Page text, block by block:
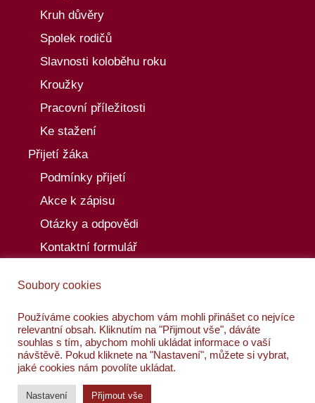
Kruh důvěry
Spolek rodičů
Slavnosti koloběhu roku
Kroužky
Pracovní příležitosti
Ke stažení
Přijetí žáka
Podmínky přijetí
Akce k zápisu
Otázky a odpovědi
Kontaktní formulář
Akce
Kalendář akcí
Kontakty
Soubory cookies
Používáme cookies abychom vám mohli přinášet co nejvíce
relevantní obsah. Kliknutím na "Přijmout vše", dáváte
souhlas s tím, abychom mohli ukládat informace o vaší
návštěvě. Pokud kliknete na "Nastavení", můžete si vybrat,
jaké cookies nám povolíte ukládat.
Nastavení Přijmout vše